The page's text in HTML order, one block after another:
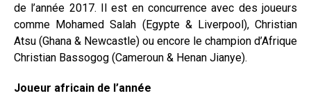
de l’année 2017. Il est en concurrence avec des joueurs
comme Mohamed Salah (Egypte & Liverpool), Christian
Atsu (Ghana & Newcastle) ou encore le champion d’Afrique
Christian Bassogog (Cameroun & Henan Jianye).
Joueur africain de l’année